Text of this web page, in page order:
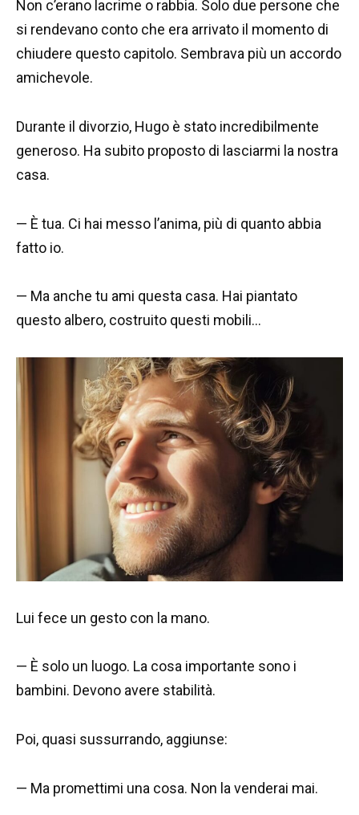
Non c’erano lacrime o rabbia. Solo due persone che
si rendevano conto che era arrivato il momento di
chiudere questo capitolo. Sembrava più un accordo
amichevole.
Durante il divorzio, Hugo è stato incredibilmente
generoso. Ha subito proposto di lasciarmi la nostra
casa.
— È tua. Ci hai messo l’anima, più di quanto abbia
fatto io.
— Ma anche tu ami questa casa. Hai piantato
questo albero, costruito questi mobili…
Lui fece un gesto con la mano.
— È solo un luogo. La cosa importante sono i
bambini. Devono avere stabilità.
Poi, quasi sussurrando, aggiunse:
— Ma promettimi una cosa. Non la venderai mai.